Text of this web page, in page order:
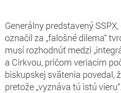
Generálny predstavený
označil za „falošné dilema“
musí rozhodnúť medzi
a Cirkvou, pričom veriacim
biskupskej svätenia povedal,
pretože „vyznáva tú istú vieru“.